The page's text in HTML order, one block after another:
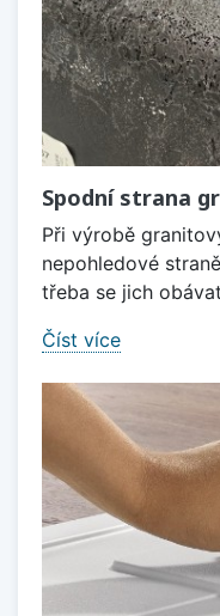
Spodní strana
Při výrobě
nepohledové
třeba se jich
Číst více